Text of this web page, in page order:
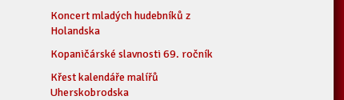
Koncert mladých hudebníků z
Holandska
Kopaničárské slavnosti 69. ročník
Křest kalendáře malířů
Uherskobrodska